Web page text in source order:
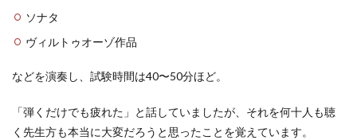
ソナタ
ヴィルトゥオーゾ作品
などを演奏し、試験時間は40〜50分ほど。
「弾くだけでも疲れた」と話していましたが、それを何十人も聴
く先生方も本当に大変だろうと思ったことを覚えています。